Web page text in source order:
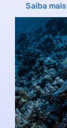
Saiba mais